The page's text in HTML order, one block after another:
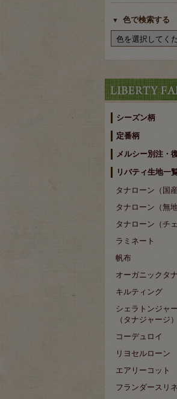
色で検索する
シーズン柄
定番柄
メルシー別注・
リバティ生地一
タナローン（国産
タナローン（無地
タナローン（チ
ラミネート
帆布
オーガニックタ
キルティング
シェラトンジャ
（タナジャージ）
コーデュロイ
リヨセルローン
エアリーコット
フランダースリ